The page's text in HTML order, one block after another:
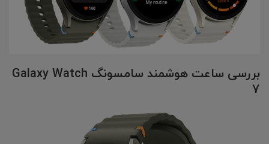
بررسی ساعت هوشمند سامسونگ Galaxy Watch
7